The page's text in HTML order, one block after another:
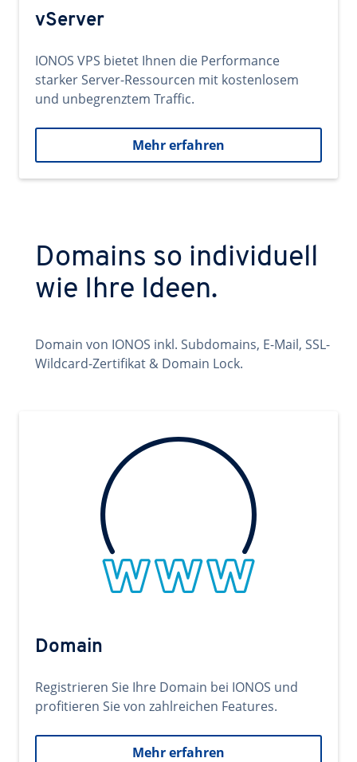
vServer
IONOS VPS bietet Ihnen die Performance
starker Server-Ressourcen mit kostenlosem
und unbegrenztem Traffic.
Mehr erfahren
Domains so individuell
wie Ihre Ideen.
Domain von IONOS inkl. Subdomains, E-Mail, SSL-
Wildcard-Zertifikat & Domain Lock.
Domain
Registrieren Sie Ihre Domain bei IONOS und
profitieren Sie von zahlreichen Features.
Mehr erfahren